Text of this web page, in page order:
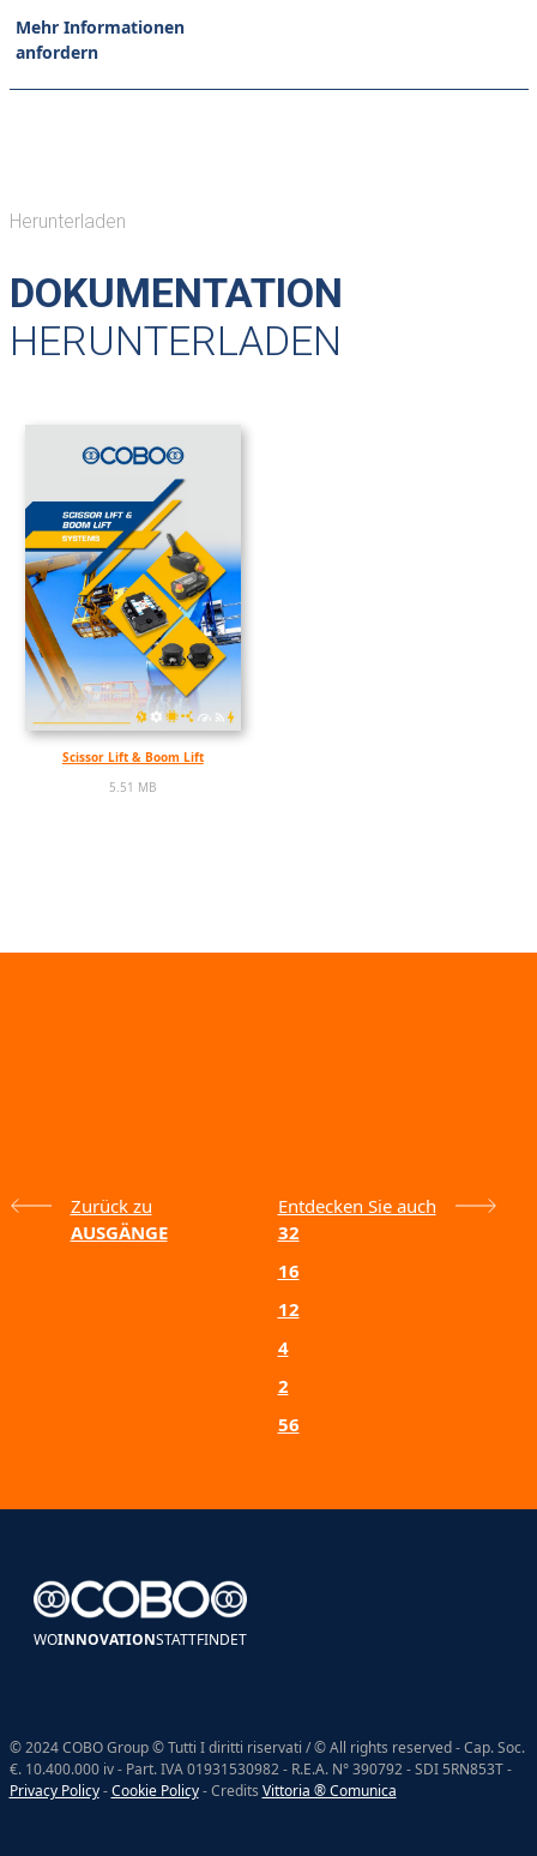
Mehr Informationen
anfordern
Herunterladen
DOKUMENTATION
HERUNTERLADEN
Scissor Lift & Boom Lift
5.51 MB
Zurück zu
AUSGÄNGE
Entdecken Sie auch
32
16
12
4
2
56
WOINNOVATIONSTATTFINDET
© 2024 COBO Group © Tutti I diritti riservati / © All rights reserved - Cap. Soc.
€. 10.400.000 iv - Part. IVA 01931530982 - R.E.A. N° 390792 - SDI 5RN853T -
Privacy Policy-Cookie Policy- Credits Vittoria ® Comunica